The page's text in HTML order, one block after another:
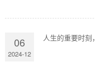
06
2024-12
人生的重要时刻